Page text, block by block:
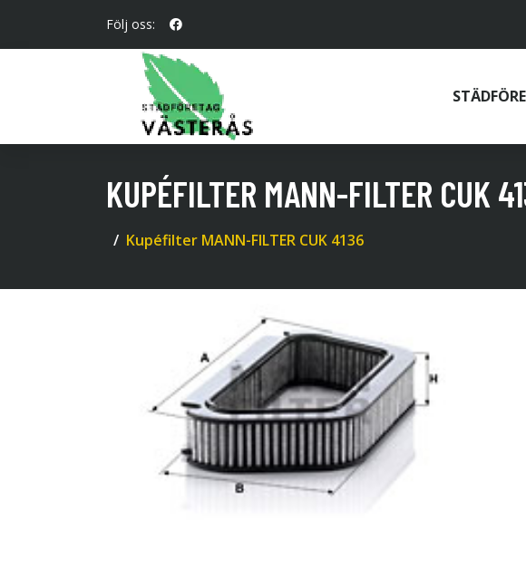
Följ oss:
KUPÉFILTER MANN-FILTER CUK
Kupéfilter MANN-FILTER CUK 4136